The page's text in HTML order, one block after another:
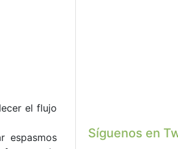
el flujo
espasmos
Síguenos en